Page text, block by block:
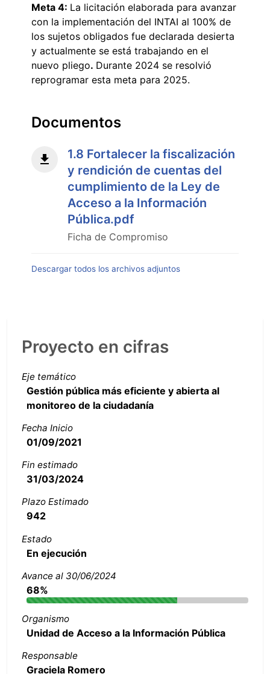
Meta 4: La licitación elaborada para avanzar
con la implementación del INTAI al 100% de
los sujetos obligados fue declarada desierta
y actualmente se está trabajando en el
nuevo pliego. Durante 2024 se resolvió
reprogramar esta meta para 2025.
Documentos
1.8 Fortalecer la fiscalización
y rendición de cuentas del
cumplimiento de la Ley de
Acceso a la Información
Pública.pdf
Ficha de Compromiso
Descargar todos los archivos adjuntos
Proyecto en cifras
Eje temático
Gestión pública más eficiente y abierta al
monitoreo de la ciudadanía
Fecha Inicio
01/09/2021
Fin estimado
31/03/2024
Plazo Estimado
942
Estado
En ejecución
Avance al 30/06/2024
68%
Organismo
Unidad de Acceso a la Información Pública
Responsable
Graciela Romero